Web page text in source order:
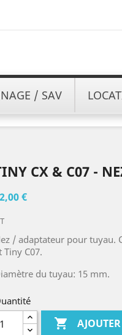
/ SAV
CX & C07 -
€
/ adaptateur pour tuyau.
Tiny C07.
du tuyau: 15 mm.
